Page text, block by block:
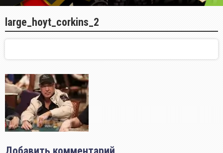
large_hoyt_corkins_2